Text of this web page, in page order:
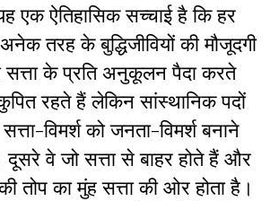
यह एक ऐतिहासिक सच्चाई है कि हर
तरह के बुद्धिजीवियों की मौजूदगी
सत्ता के प्रति अनुकूलन पैदा करते
रहते हैं लेकिन सांस्थानिक पदों
विमर्श को जनता-विमर्श बनाने
वे जो सत्ता से बाहर होते हैं और
तोप का मुंह सत्ता की ओर होता है।